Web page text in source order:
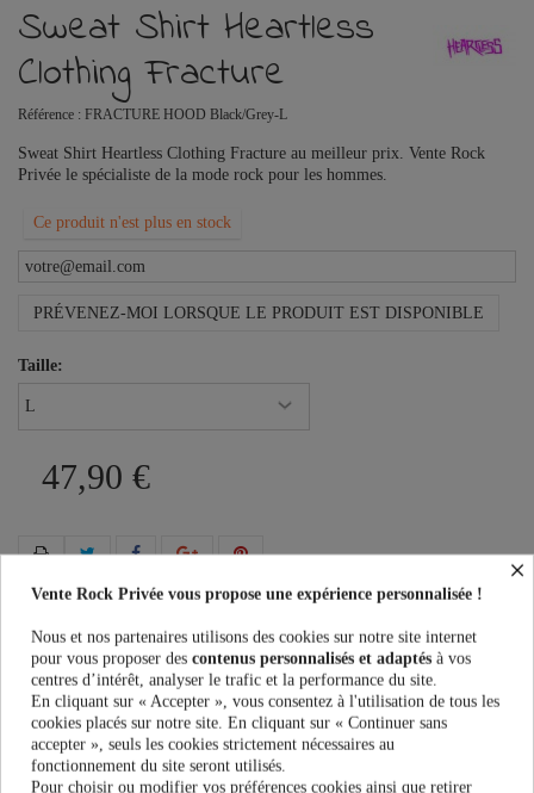
Sweat Shirt Heartless
Clothing Fracture
Référence : FRACTURE HOOD Black/Grey-L
Sweat Shirt Heartless Clothing Fracture au meilleur prix. Vente Rock
Privée le spécialiste de la mode rock pour les hommes.
Ce produit n'est plus en stock
PRÉVENEZ-MOI LORSQUE LE PRODUIT EST DISPONIBLE
Taille:
47,90 €
Guide des tailles
×
Vente Rock Privée vous propose une expérience personnalisée !
Nous et nos partenaires utilisons des cookies sur notre site internet
pour vous proposer des contenus personnalisés et adaptés à vos
centres d’intérêt, analyser le trafic et la performance du site.
En cliquant sur « Accepter », vous consentez à l'utilisation de tous les
cookies placés sur notre site. En cliquant sur « Continuer sans
accepter », seuls les cookies strictement nécessaires au
fonctionnement du site seront utilisés.
Pour choisir ou modifier vos préférences cookies ainsi que retirer